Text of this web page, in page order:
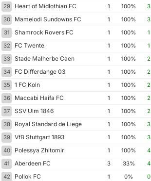
29
Heart of Midlothian FC 1 100% 3
30
Mamelodi Sundowns FC 1 100% 3
31
Shamrock Rovers FC 1 100% 1
32
FC Twente 1 100% 1
33
Stade Malherbe Caen 1 100% 2
34
FC Differdange 03 1 100% 2
35
1 FC Koln 1 100% 2
36
Maccabi Haifa FC 1 100% 2
37
SSV Ulm 1846 1 100% 2
38
Royal Standard de Liege 1 100% 3
39
VfB Stuttgart 1893 1 100% 3
40
Polessya Zhitomir 1 100% 4
41
Aberdeen FC 3 33% 4
42
Pollok FC 1 0% 0